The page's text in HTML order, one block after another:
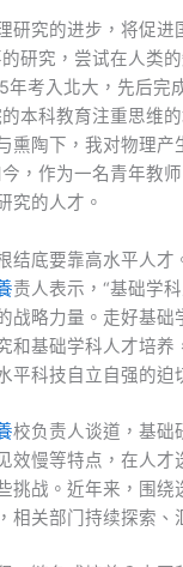
研究的进步，将促进
研究，尝试在人类
年考入北大，先后完
本科教育注重思维
熏陶下，我对物理产
，作为一名青年教
究的人才。
结底要靠高水平人才
责人表示，“基础学
战略力量。走好基础
和基础学科人才培养
平科技自立自强的迫
校负责人谈道，基础
效慢等特点，在人才
挑战。近年来，围绕
相关部门持续探索、